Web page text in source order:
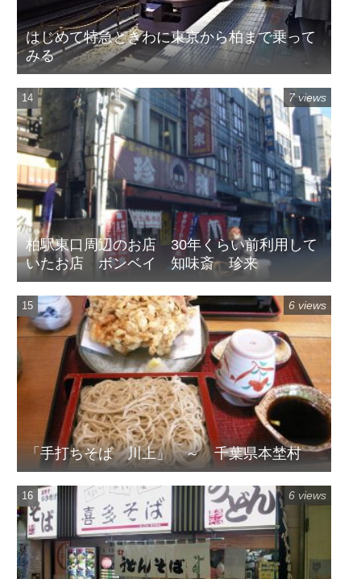
はじめて特急ときわに東京から柏まで乗って
みる
柏駅東口周辺のお店 30年くらい前利用して
いたお店 ボンベイ 知味斎 珍来
7 views
「手打ちそば 川上」 ～ 千葉県本埜村
6 views
6 views